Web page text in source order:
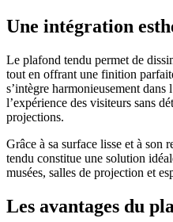
Une intégration
Le plafond tendu permet de
tout en offrant une finition
s’intègre harmonieusement
l’expérience des visiteurs sans
projections.
Grâce à sa surface lisse et à son
tendu constitue une solution
musées, salles de projection et
Les avantages du